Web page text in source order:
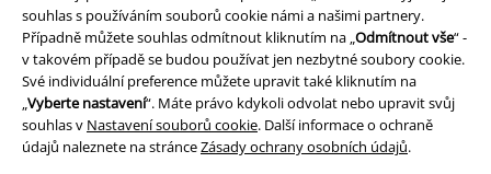
souhlas s používáním souborů cookie námi a našimi partnery.
Případně můžete souhlas odmítnout kliknutím na „Odmítnout vše“ -
v takovém případě se budou používat jen nezbytné soubory cookie.
Své individuální preference můžete upravit také kliknutím na
„Vyberte nastavení“. Máte právo kdykoli odvolat nebo upravit svůj
souhlas v Nastavení souborů cookie. Další informace o ochraně
údajů naleznete na stránceZásady ochrany osobních údajů.
Prohlášení
Ochrana osobních údajů
Likvidace odpadu a ochrana životního prostředí